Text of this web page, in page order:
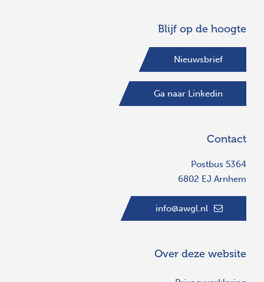
Blijf op de hoogte
Nieuwsbrief
Ga naar Linkedin
Contact
Postbus 5364
6802 EJ Arnhem
info@awgl.nl
Over deze website